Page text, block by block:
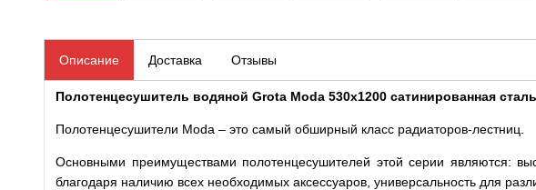
Описание Доставка Отзывы
Полотенцесушитель водяной Grota Moda 530x1200 сатинированная сталь
Полотенцесушители Moda – это самый обширный класс радиаторов-лестниц.
Основными преимуществами полотенцесушителей этой серии являются:
благодаря наличию всех необходимых аксессуаров, универсальность для